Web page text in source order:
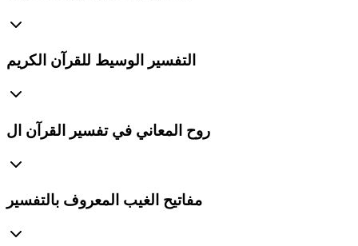
التفسير الوسيط للقرآن الكريم
روح المعاني في تفسير القرآن ال
مفاتيح الغيب المعروف بالتفسير